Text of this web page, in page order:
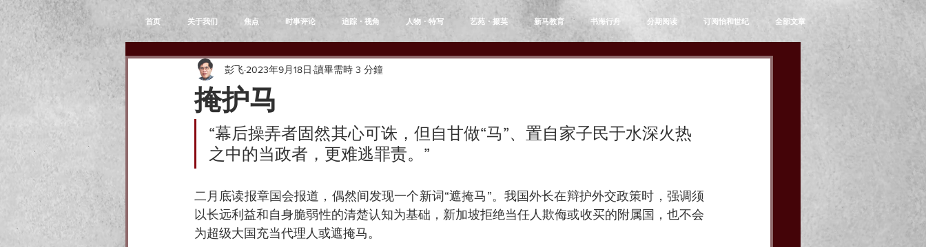
首页 关于我们 焦点 时事评论 追踪・视角 人物・特写 艺苑・掇英 新马教育 书海行舟 分期阅读 订阅怡和世纪 全部文章
掩护马
彭飞 2023年9月18日 讀畢需時 3 分鐘
“幕后操弄者固然其心可诛，但自甘做“马”、置自家子民于水深火热
之中的当政者，更难逃罪责。”
二月底读报章国会报道，偶然间发现一个新词“遮掩马”。我国外长在辩护外交政策时，强调须
以长远利益和自身脆弱性的清楚认知为基础，新加坡拒绝当任人欺侮或收买的附属国，也不会
为超级大国充当代理人或遮掩马。